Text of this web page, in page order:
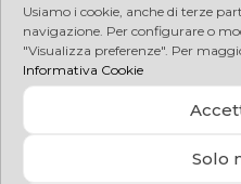
Usiamo i cookie, anche di terze
navigazione. Per configurare o
"Visualizza preferenze". Per
Informativa Cookie
Solo